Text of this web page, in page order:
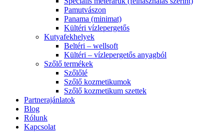
Pamutvászon
Panama (minimat)
Kültéri vízlepergetős
Kutyafekhelyek
Beltéri – wellsoft
Kültéri – vízlepergetős anyagból
Szőlő termékek
Szőlőlé
Szőlő kozmetikumok
Szőlő kozmetikum szettek
Partnerajánlatok
Blog
Rólunk
Kapcsolat